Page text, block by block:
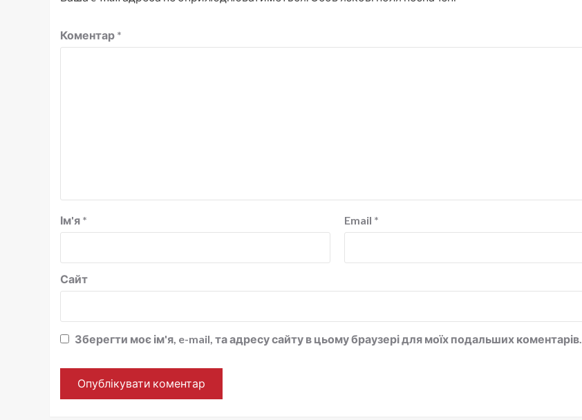
Коментар *
Ім'я * Email *
Сайт
Зберегти моє ім'я, e-mail, та адресу сайту в цьому браузері для моїх подальших коментарів.